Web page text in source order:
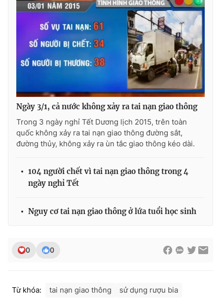
Tư vấn
Lịch phát sóng
Chuyên mục khác
Podcast
Photo Infographic
Video Shorts video
VTV Sức khoẻ
Thị trường 24h Tấm lòng Việt
Vươn mình bằng AI
Ngày 3/1, cả nước không xảy ra tai nạn giao thông
Trong 3 ngày nghỉ Tết Dương lịch 2015, trên toàn
quốc không xảy ra tai nạn giao thông đường sắt,
đường thủy, không xảy ra ùn tắc giao thông kéo dài.
104 người chết vì tai nạn giao thông trong 4
ngày nghỉ Tết
Nguy cơ tai nạn giao thông ở lứa tuổi học sinh
0 0
Từ khóa: tai nạn giao thông sử dụng rượu bia